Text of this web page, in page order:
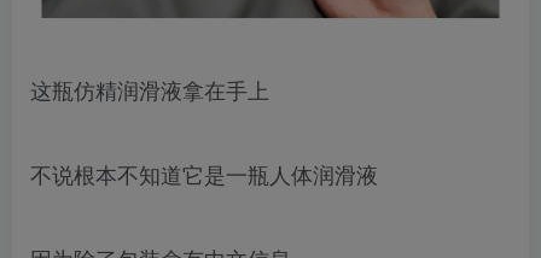
这瓶仿精润滑液拿在手上
不说根本不知道它是一瓶人体润滑液